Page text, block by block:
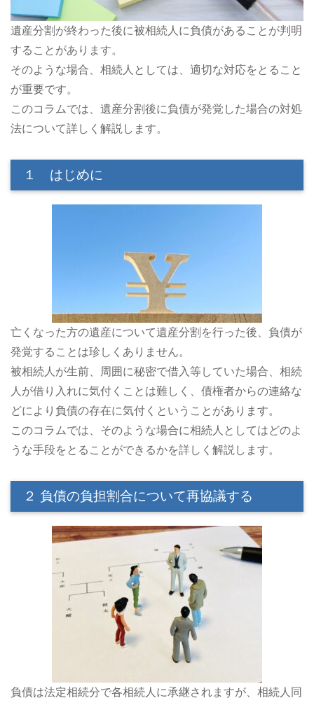
遺産分割が終わった後に被相続人に負債があることが判明
することがあります。
そのような場合、相続人としては、適切な対応をとること
が重要です。
このコラムでは、遺産分割後に負債が発覚した場合の対処
法について詳しく解説します。
１ はじめに
亡くなった方の遺産について遺産分割を行った後、負債が
発覚することは珍しくありません。
被相続人が生前、周囲に秘密で借入等していた場合、相続
人が借り入れに気付くことは難しく、債権者からの連絡な
どにより負債の存在に気付くということがあります。
このコラムでは、そのような場合に相続人としてはどのよ
うな手段をとることができるかを詳しく解説します。
２ 負債の負担割合について再協議する
負債は法定相続分で各相続人に承継されますが、相続人同